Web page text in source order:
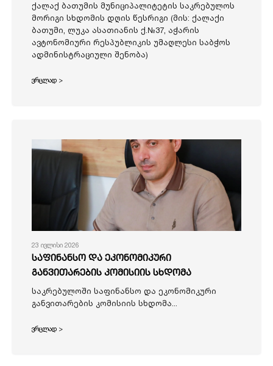
ქალაქ ბათუმის მუნიციპალიტეტის საკრებულოს
მორიგი სხდომის დღის წესრიგი (მის: ქალაქი
ბათუმი, ლუკა ასათიანის ქ.№37, აჭარის
ავტონომიური რესპუბლიკის უმაღლესი საბჭოს
ადმინისტრაციული შენობა)
ვრცლად >
23 ივლისი 2026
საფინანსო და ეკონომიკური
განვითარების კომისიის სხდომა
საკრებულოში საფინანსო და ეკონომიკური
განვითარების კომისიის სხდომა...
ვრცლად >